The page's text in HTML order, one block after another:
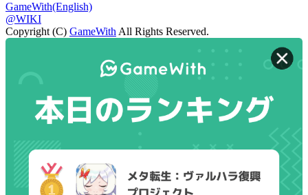
GameWith(English)
@WIKI
Copyright (C) GameWith All Rights Reserved.